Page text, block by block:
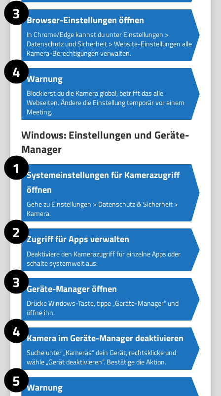
Browser-Einstellungen öffnen
In Chrome/Edge kannst du unter Einstellungen >
Datenschutz und Sicherheit > Website-Einstellungen alle
Kamera-Berechtigungen verwalten.
Warnung
Blockierst du die Kamera global, betrifft das alle
Webseiten. Ändere die Einstellung temporär vor einem
Meeting.
Windows: Einstellungen und Geräte-
Manager
Systemeinstellungen für Kamerazugriff
öffnen
Gehe zu Einstellungen > Datenschutz & Sicherheit >
Kamera.
Zugriff für Apps verwalten
Deaktiviere den Kamerazugriff für einzelne Apps oder
schalte systemweit aus.
Geräte-Manager öffnen
Drücke Windows-Taste, tippe „Geräte-Manager“ und
öffne ihn.
Kamera im Geräte-Manager deaktivieren
Suche unter „Kameras“ dein Gerät, rechtsklicke und
wähle „Gerät deaktivieren“. Bestätige die Aktion.
Warnung